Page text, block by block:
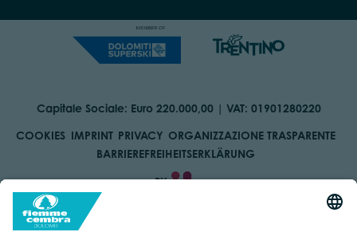
Capitale Sociale: Euro 220.000,00 | VAT: 01901280220
COOKIES IMPRINT PRIVACY ORGANIZZAZIONE TRASPARENTE
BARRIEREFREIHEITSERKLÄRUNG
BY